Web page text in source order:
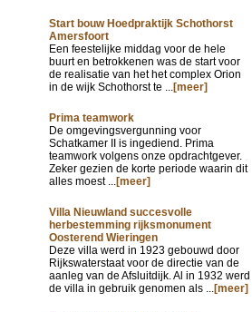
Start bouw Hoedpraktijk Schothorst
Amersfoort
Een feestelijke middag voor de hele
buurt en betrokkenen was de start voor
de realisatie van het het complex Orion
in de wijk Schothorst te ...[meer]
Prima teamwork
De omgevingsvergunning voor
Schatkamer II is ingediend. Prima
teamwork volgens onze opdrachtgever.
Zeker gezien de korte periode waarin dit
alles moest ...[meer]
Villa Nieuwland succesvolle
herbestemming rijksmonument
Oosterend Wieringen
Deze villa werd in 1923 gebouwd door
Rijkswaterstaat voor de directie van de
aanleg van de Afsluitdijk. Al in 1932 werd
de villa in gebruik genomen als ...[meer]